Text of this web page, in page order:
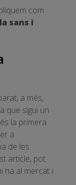
com
sans i
a més,
que sigui un
la primera
a
de les
article, pot
ha al mercat i